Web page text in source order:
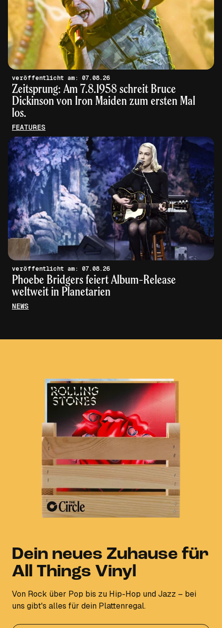
veröffentlicht am: 07.08.26
Zeitsprung: Am 7.8.1958 schreit Bruce
Dickinson von Iron Maiden zum ersten Mal
los.
FEATURES
veröffentlicht am: 07.08.26
Phoebe Bridgers feiert Album-Release
weltweit in Planetarien
NEWS
Dein neues Zuhause für
All Things Vinyl
Von Rock über Pop bis zu Hip-Hop und Jazz – bei
uns gibt's alles für dein Plattenregal.